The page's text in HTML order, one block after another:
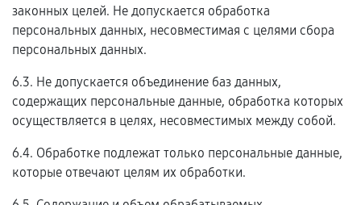
законных целей. Не допускается обработка
персональных данных, несовместимая с целями сбора
персональных данных.
6.3. Не допускается объединение баз данных,
содержащих персональные данные, обработка которых
осуществляется в целях, несовместимых между собой.
6.4. Обработке подлежат только персональные данные,
которые отвечают целям их обработки.